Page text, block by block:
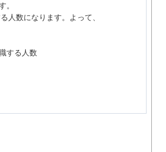
。
人数になります。よって、
する人数